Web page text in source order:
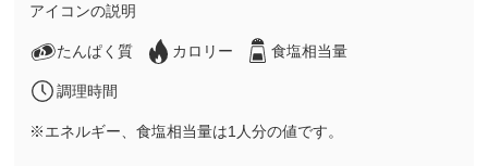
アイコンの説明
たんぱく質 カロリー 食塩相当量
調理時間
※エネルギー、食塩相当量は1人分の値です。